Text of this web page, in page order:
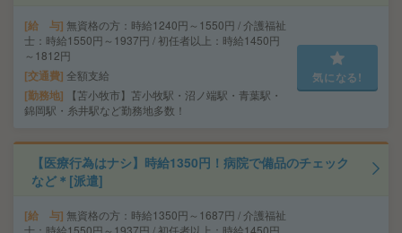
給 与 無資格の方：時給1240円～1550円 / 介護福祉
士：時給1550円～1937円 / 初任者以上：時給1450円
～1812円
交通費 全額支給
勤務地
【苫小牧市】苫小牧駅・沼ノ端駅・青葉駅・
錦岡駅・糸井駅など勤務地多数！
気になる!
【医療行為はナシ】時給1350円！病院で備品のチェック
など＊[派遣]
給 与 無資格の方：時給1350円～1687円 / 介護福祉
士：時給1550円～1937円 / 初任者以上：時給1450円